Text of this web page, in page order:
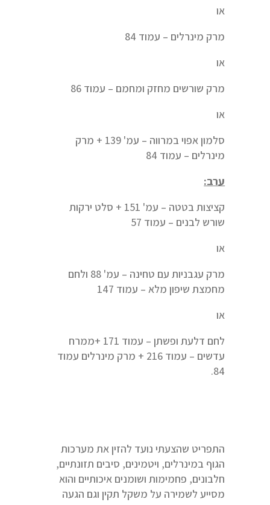
או
מרק מינרלים – עמוד 84
או
מרק שורשים מחזק ומחמם – עמוד 86
או
סלמון אפוי במרווה – עמ' 139 + מרק
מינרלים – עמוד 84
ערב:
קציצות בטטה – עמ' 151 + סלט ירקות
שורש לבנים – עמוד 57
או
מרק עגבניות עם טחינה – עמ' 88 ולחם
מחמצת שיפון מלא – עמוד 147
או
לחם דלעת ופשתן – עמוד 171 +ממרח
עדשים – עמוד 216 + מרק מינרלים עמוד
84.
התפריט שהצעתי נועד להזין את מערכות
הגוף במינרלים, ויטמינים, סיבים תזונתיים,
חלבונים, פחמימות ושומנים איכותיים והוא
מסייע לשמירה על משקל תקין וגם הגעה